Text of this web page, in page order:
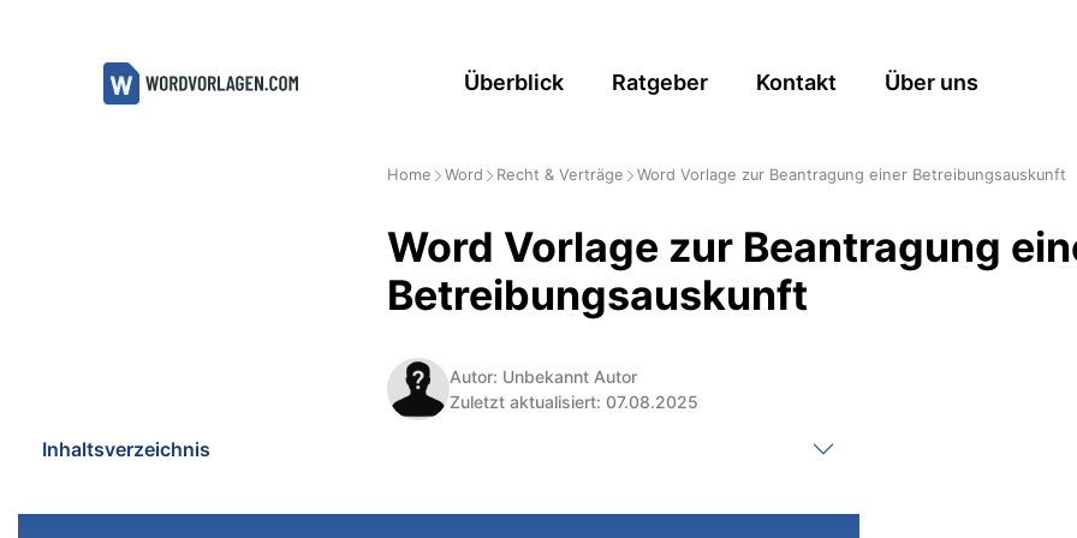
Überblick Ratgeber Kontakt Über uns
Home Word Recht & Verträge Word Vorlage zur Beantragung einer Betreibungsauskunft
Word Vorlage zur Beantragung
Betreibungsauskunft
Autor: Unbekannt Autor
Zuletzt aktualisiert: 07.08.2025
Inhaltsverzeichnis